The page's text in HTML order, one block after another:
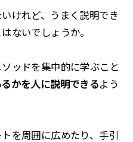
けれど、うまく説明でき
ないでしょうか。
ッドを集中的に学ぶこと
かを人に説明できるよう
を周囲に広めたり、手引